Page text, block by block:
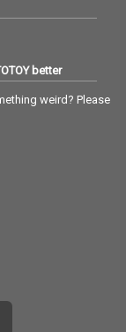
better
weird? Please